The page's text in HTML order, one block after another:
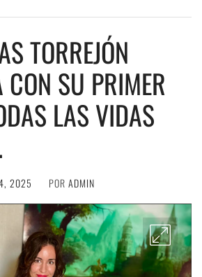
TORREJÓN
CON SU PRIMER
LAS VIDAS
2025 POR ADMIN